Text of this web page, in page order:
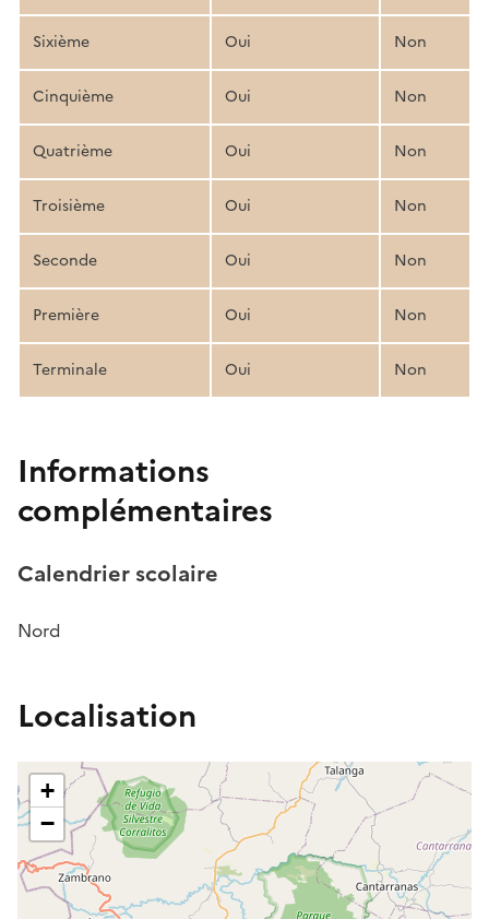
Sixième Oui Non
Cinquième Oui Non
Quatrième Oui Non
Troisième Oui Non
Seconde Oui Non
Première Oui Non
Terminale Oui Non
Informations
complémentaires
Calendrier scolaire
Nord
Localisation
+
−